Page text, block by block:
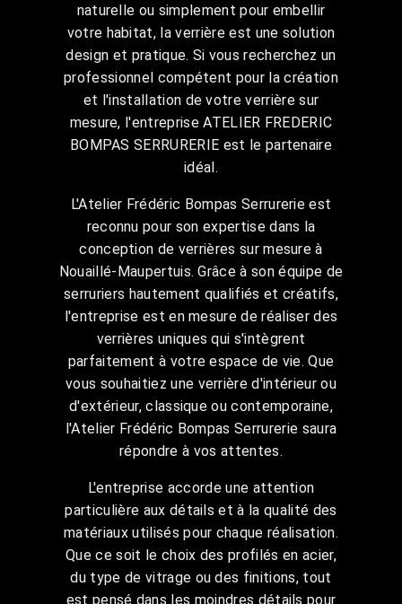
naturelle ou simplement pour embellir
votre habitat, la verrière est une solution
design et pratique. Si vous recherchez un
professionnel compétent pour la création
et l'installation de votre verrière sur
mesure, l'entreprise ATELIER FREDERIC
BOMPAS SERRURERIE est le partenaire
idéal.
L'Atelier Frédéric Bompas Serrurerie est
reconnu pour son expertise dans la
conception de verrières sur mesure à
Nouaillé-Maupertuis. Grâce à son équipe de
serruriers hautement qualifiés et créatifs,
l'entreprise est en mesure de réaliser des
verrières uniques qui s'intègrent
parfaitement à votre espace de vie. Que
vous souhaitiez une verrière d'intérieur ou
d'extérieur, classique ou contemporaine,
l'Atelier Frédéric Bompas Serrurerie saura
répondre à vos attentes.
L'entreprise accorde une attention
particulière aux détails et à la qualité des
matériaux utilisés pour chaque réalisation.
Que ce soit le choix des profilés en acier,
du type de vitrage ou des finitions, tout
est pensé dans les moindres détails pour